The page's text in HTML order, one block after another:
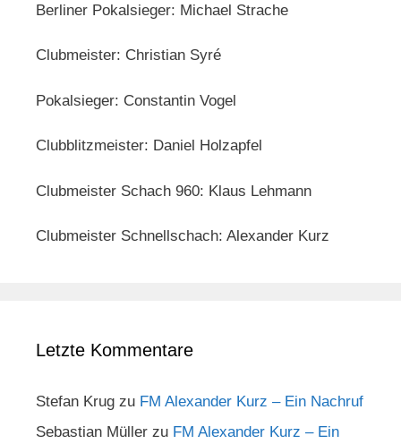
Berliner Pokalsieger: Michael Strache
Clubmeister: Christian Syré
Pokalsieger: Constantin Vogel
Clubblitzmeister: Daniel Holzapfel
Clubmeister Schach 960: Klaus Lehmann
Clubmeister Schnellschach: Alexander Kurz
Letzte Kommentare
Stefan Krug zu FM Alexander Kurz – Ein Nachruf
Sebastian Müller zu FM Alexander Kurz – Ein